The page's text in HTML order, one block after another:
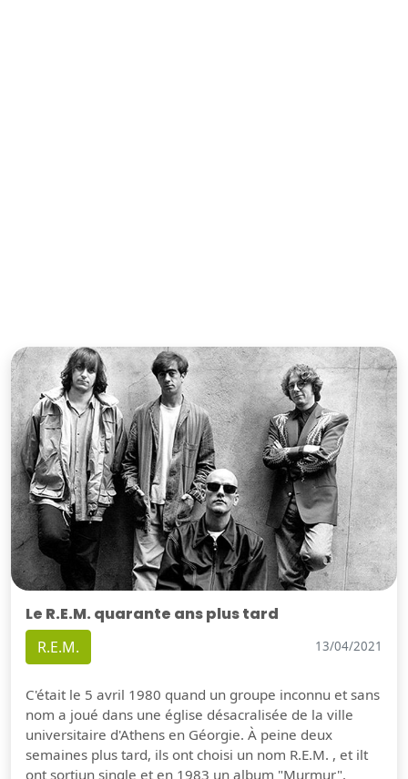
Le R.E.M. quarante ans plus tard
R.E.M. 13/04/2021
C'était le 5 avril 1980 quand un groupe inconnu et sans
nom a joué dans une église désacralisée de la ville
universitaire d'Athens en Géorgie. À peine deux
semaines plus tard, ils ont choisi un nom R.E.M. , et ilt
ont sortiun single et en 1983 un album "Murmur".